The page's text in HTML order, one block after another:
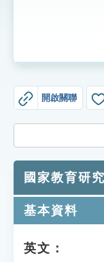
成語故事
索引選單
知識索引
生命大百科
遊戲專區
教學應用
開啟關聯
國家教育研
基本資料
英文：